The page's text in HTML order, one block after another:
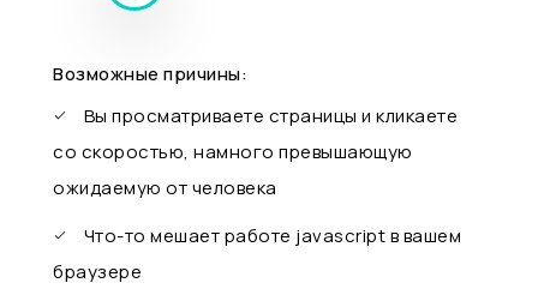
Возможные причины:
Вы просматриваете страницы и кликаете
со скоростью, намного превышающую
ожидаемую от человека
Что-то мешает работе javascript в вашем
браузере